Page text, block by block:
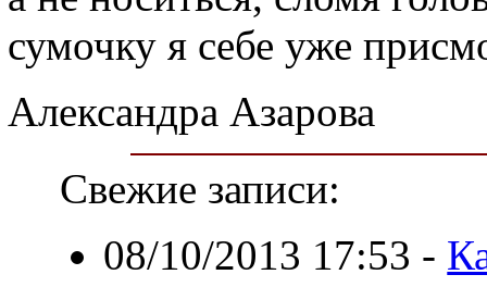
сумочку я себе уже
Александра Азарова
Свежие записи:
08/10/2013 17:53 -